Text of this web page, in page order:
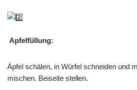
Apfelfüllung:
Äpfel schälen, in Würfel schneiden und
mischen. Beiseite stellen.